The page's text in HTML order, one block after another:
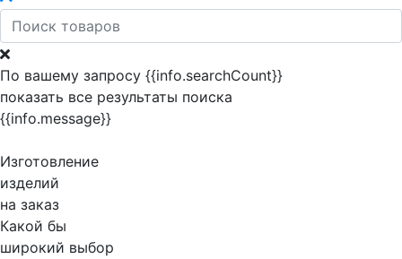
По вашему запросу {{info.searchCount}}
показать все результаты поиска
{{info.message}}
Изготовление
изделий
на заказ
Какой бы
широкий выбор